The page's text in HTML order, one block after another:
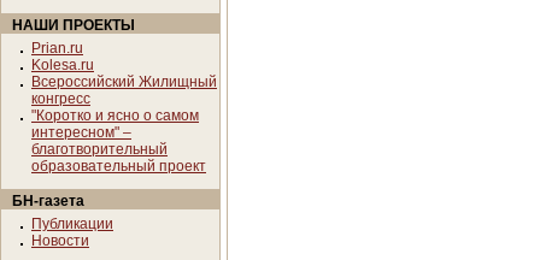
НАШИ ПРОЕКТЫ
Prian.ru
Kolesa.ru
Всероссийский Жилищный
конгресс
"Коротко и ясно о самом
интересном" –
благотворительный
образовательный проект
БН-газета
Публикации
Новости